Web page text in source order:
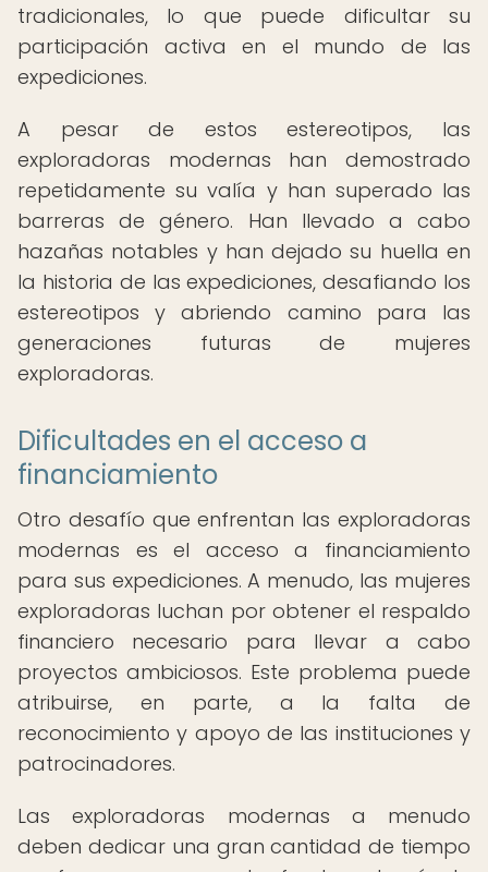
tradicionales, lo que puede dificultar su
participación activa en el mundo de las
expediciones.
A pesar de estos estereotipos, las
exploradoras modernas han demostrado
repetidamente su valía y han superado las
barreras de género. Han llevado a cabo
hazañas notables y han dejado su huella en
la historia de las expediciones, desafiando los
estereotipos y abriendo camino para las
generaciones futuras de mujeres
exploradoras.
Dificultades en el acceso a
financiamiento
Otro desafío que enfrentan las exploradoras
modernas es el acceso a financiamiento
para sus expediciones. A menudo, las mujeres
exploradoras luchan por obtener el respaldo
financiero necesario para llevar a cabo
proyectos ambiciosos. Este problema puede
atribuirse, en parte, a la falta de
reconocimiento y apoyo de las instituciones y
patrocinadores.
Las exploradoras modernas a menudo
deben dedicar una gran cantidad de tiempo